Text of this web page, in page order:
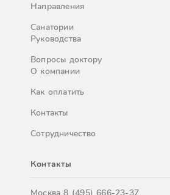
Направления
Санатории
Руководства
Вопросы доктору
О компании
Как оплатить
Контакты
Сотрудничество
Контакты